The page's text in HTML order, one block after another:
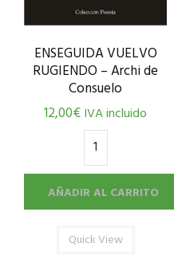
ENSEGUIDA VUELVO
RUGIENDO – Archi de
Consuelo
12,00€IVA incluido
AÑADIR AL CARRITO
Quick View